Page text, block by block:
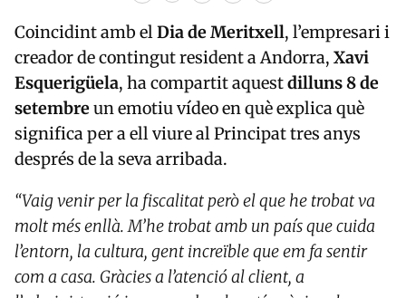
Coincidint amb elDia de Meritxell, l’empresari i
creador de contingut resident a Andorra, Xavi
Esquerigüela, ha compartit aquestdilluns 8 de
setembreun emotiu vídeo en què explica què
significa per a ell viure al Principat tres anys
després de la seva arribada.
“Vaig venir per la fiscalitat però el que he trobat va
molt més enllà. M’he trobat amb un país que cuida
l’entorn, la cultura, gent increïble que em fa sentir
com a casa. Gràcies a l’atenció al client, a